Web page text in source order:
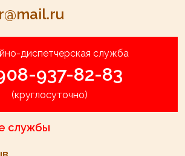
диспетчерская служба
937-82-83
(круглосуточно)
службы